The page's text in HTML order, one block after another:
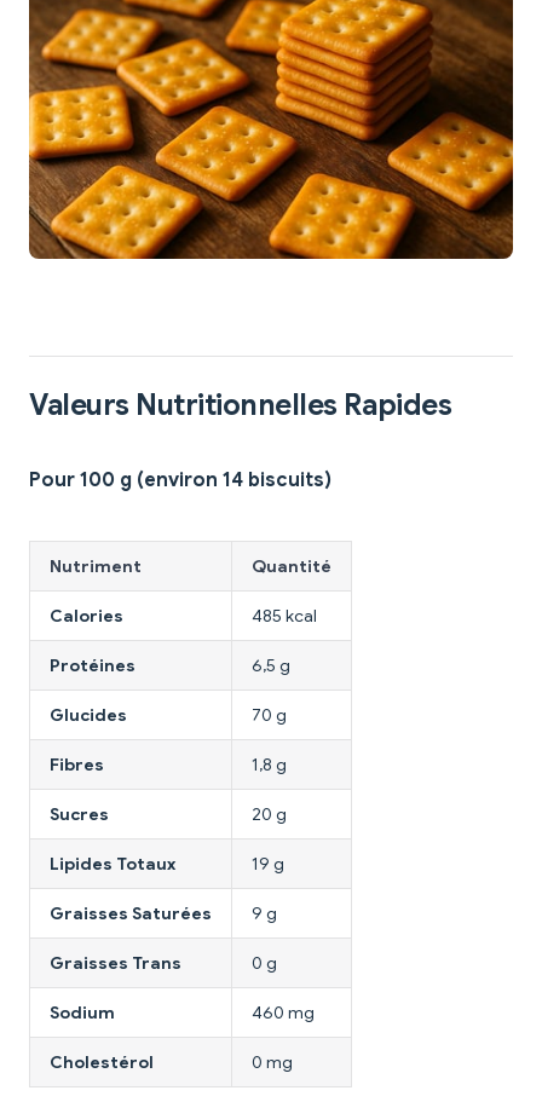
Valeurs Nutritionnelles Rapides
Pour 100 g (environ 14 biscuits)
Nutriment Quantité
Calories 485 kcal
Protéines 6,5 g
Glucides 70 g
Fibres 1,8 g
Sucres 20 g
Lipides Totaux 19 g
Graisses Saturées 9 g
Graisses Trans 0 g
Sodium 460 mg
Cholestérol 0 mg